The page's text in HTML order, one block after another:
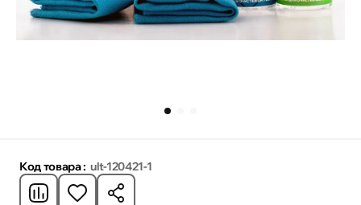
Код товара : ult-120421-1